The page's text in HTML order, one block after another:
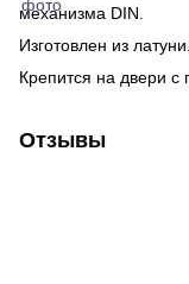
механизма DIN.
Изготовлен из латуни.
Крепится на двери
Отзывы